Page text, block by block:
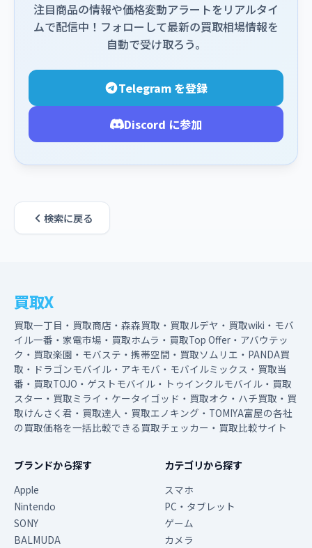
注目商品の情報や価格変動アラートをリアルタイ
ムで配信中！フォローして最新の買取相場情報を
自動で受け取ろう。
Telegram を登録
Discord に参加
検索に戻る
買取X
買取一丁目・買取商店・森森買取・買取ルデヤ・買取wiki・モバ
イル一番・家電市場・買取ホムラ・買取Top Offer・アバウテッ
ク・買取楽園・モバステ・携帯空間・買取ソムリエ・PANDA買
取・ドラゴンモバイル・アキモバ・モバイルミックス・買取当
番・買取TOJO・ゲストモバイル・トゥインクルモバイル・買取
スター・買取ミライ・ケータイゴッド・買取オク・ハチ買取・買
取けんさく君・買取達人・買取エノキング・TOMIYA富屋の各社
の買取価格を一括比較できる買取チェッカー・買取比較サイト
ブランドから探す
Apple
Nintendo
SONY
BALMUDA
カテゴリから探す
スマホ
PC・タブレット
ゲーム
カメラ